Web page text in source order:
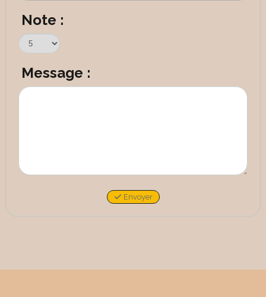
Note :
Message :
Envoyer